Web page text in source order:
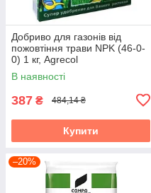
Добриво для газонів від
пожовтіння трави NPK (46-0-
0) 1 кг, Agrecol
В наявності
387 ₴ 484,14 ₴
Купити
–20%